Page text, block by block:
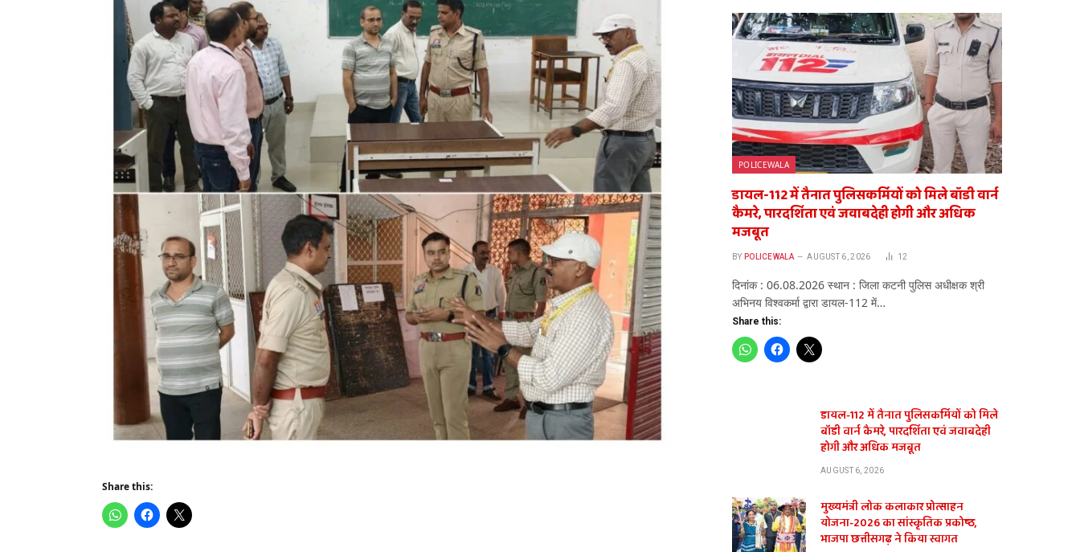
Share this:
POLICEWALA
डायल-112 में तैनात पुलिसकर्मियों को मिले बॉडी वार्न
कैमरे, पारदर्शिता एवं जवाबदेही होगी और अधिक
मजबूत
BY POLICEWALA AUGUST 6, 2026 12
दिनांक : 06.08.2026 स्थान : जिला कटनी पुलिस अधीक्षक श्री
अभिनय विश्वकर्मा द्वारा डायल-112 में…
Share this:
डायल-112 में तैनात पुलिसकर्मियों को मिले
बॉडी वार्न कैमरे, पारदर्शिता एवं जवाबदेही
होगी और अधिक मजबूत
AUGUST 6, 2026
मुख्यमंत्री लोक कलाकार प्रोत्साहन
योजना-2026 का सांस्कृतिक प्रकोष्ठ,
भाजपा छत्तीसगढ़ ने किया स्वागत